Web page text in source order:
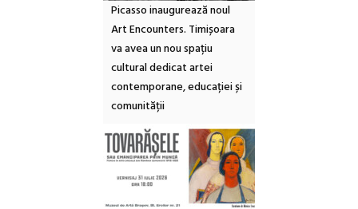
Picasso inaugurează noul
Art Encounters. Timișoara
va avea un nou spațiu
cultural dedicat artei
contemporane, educației și
comunității